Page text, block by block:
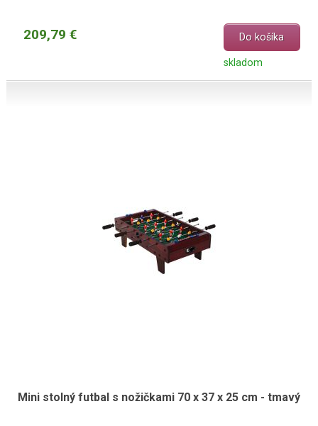
209,79 € Do košíka
skladom
Mini stolný futbal s nožičkami 70 x 37 x 25 cm - tmavý